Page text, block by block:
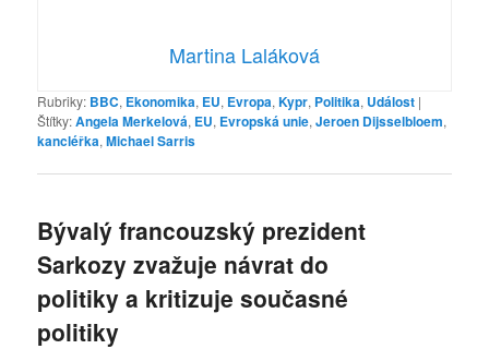
Martina Laláková
Rubriky: BBC, Ekonomika, EU, Evropa,Kypr, Politika, Událost |
Štítky:Angela Merkelová, EU, Evropská unie,Jeroen Dijsselbloem,
kancléřka,Michael Sarris
Bývalý francouzský prezident
Sarkozy zvažuje návrat do
politiky a kritizuje současné
politiky